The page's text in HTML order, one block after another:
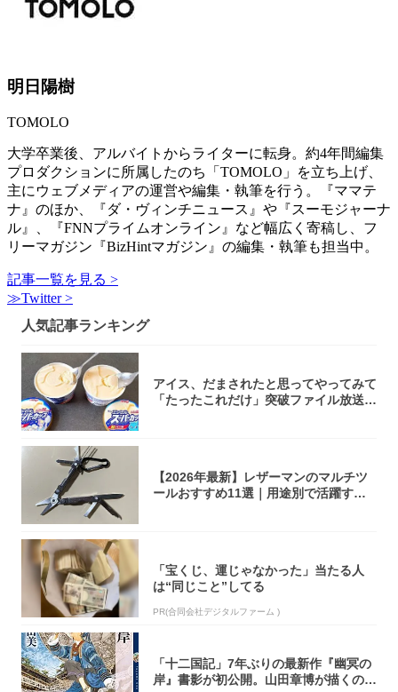
明日陽樹
TOMOLO
大学卒業後、アルバイトからライターに転身。約4年間編集
プロダクションに所属したのち「TOMOLO」を立ち上げ、
主にウェブメディアの運営や編集・執筆を行う。『ママテ
ナ』のほか、『ダ・ヴィンチニュース』や『スーモジャーナ
ル』、『FNNプライムオンライン』など幅広く寄稿し、フ
リーマガジン『BizHintマガジン』の編集・執筆も担当中。
記事一覧を見る >
≫Twitter >
人気記事ランキング
アイス、だまされたと思ってやってみて
「たったこれだけ」突破ファイル放送で
【2026年最新】レザーマンのマルチツ
ールおすすめ11選｜用途別で活躍する
「宝くじ、運じゃなかった」当たる人
は“同じこと”してる
PR(合同会社デジタルファーム )
「十二国記」7年ぶりの最新作『幽冥の
岸』書影が初公開。山田章博が描くのは